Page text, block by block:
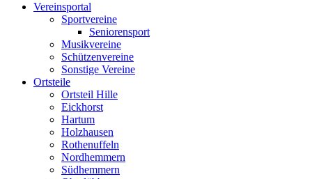
Vereinsportal
Sportvereine
Seniorensport
Musikvereine
Schützenvereine
Sonstige Vereine
Ortsteile
Ortsteil Hille
Eickhorst
Hartum
Holzhausen
Rothenuffeln
Nordhemmern
Südhemmern